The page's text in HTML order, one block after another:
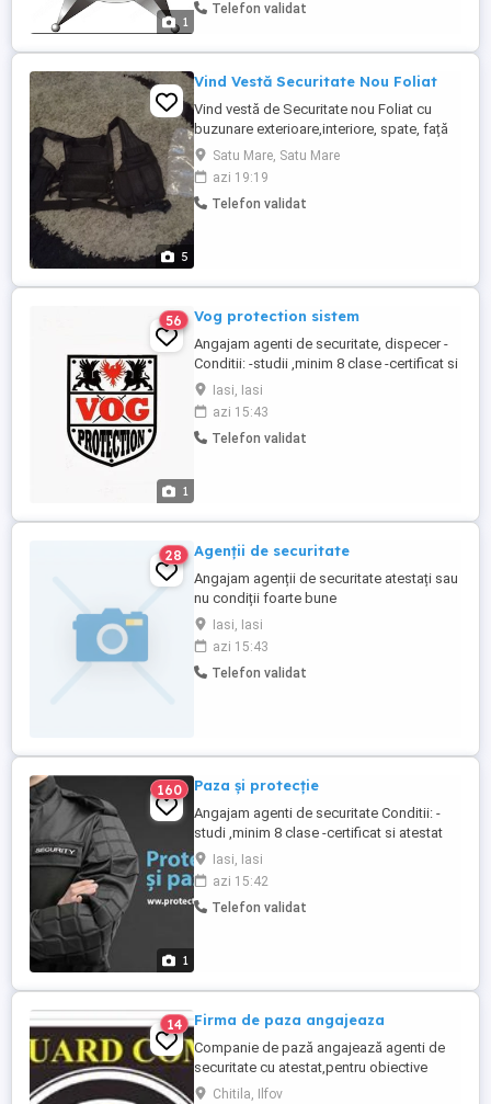
1
Telefon validat
5
Vind Vestă Securitate Nou Foliat
Vind vestă de Securitate nou Foliat cu
buzunare exterioare,interiore, spate, față
pentru depozitarea Spreiului,Tonfa etc...
Satu Mare, Satu Mare
azi 19:19
Telefon validat
1
56 Vog protection sistem
Angajam agenti de securitate, dispecer -
Conditii: -studii ,minim 8 clase -certificat si
atestat profesional in meseria de Agent
Securitate, -in lipsa certificatului, oferim
posibilitatea scolarizarii in cadrul
propriului nostru Centru de formare
Iasi, Iasi
azi 15:43
Telefon validat
28 Agenții de securitate
Angajam agenții de securitate atestați sau
nu condiții foarte bune
Iasi, Iasi
azi 15:43
Telefon validat
1
160 Paza și protecție
Angajam agenti de securitate Conditii: -
studi ,minim 8 clase -certificat si atestat
profesional in meseria de Agent
Securitate, -in lipsa certificatului, oferim
posibilitatea scolarizarii in cadrul
propriului nostru Centru de formare
Iasi, Iasi
azi 15:42
Telefon validat
14 Firma de paza angajeaza
Companie de pază angajează agenti de
securitate cu atestat,pentru obiective
aflate în zona Chitila-Ilfov.Se cere
Chitila, Ilfov